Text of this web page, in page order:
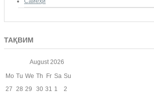
ТАҚВИМ
August 2026
Mo Tu We Th Fr Sa Su
27 28 29 30 31 1
2